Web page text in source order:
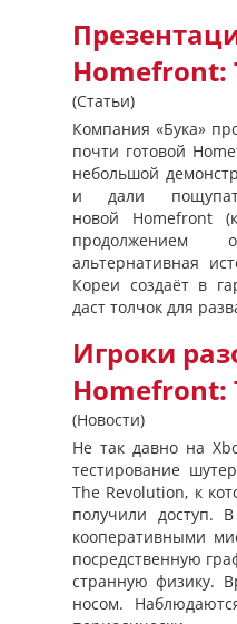
Homefront:
(Статьи)
Компания «Бука»
почти готовой
небольшой
и дали
новой Homefront
продолжением
альтернативная
Кореи создаёт в
даст толчок для
Игроки
Homefront:
(Новости)
Не так давно на
тестирование
The Revolution, к
получили доступ.
кооперативными
посредственную
странную физику.
носом.